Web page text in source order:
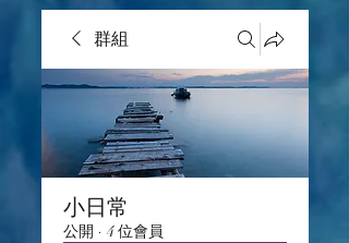
群組
小日常
公開 · 4 位會員